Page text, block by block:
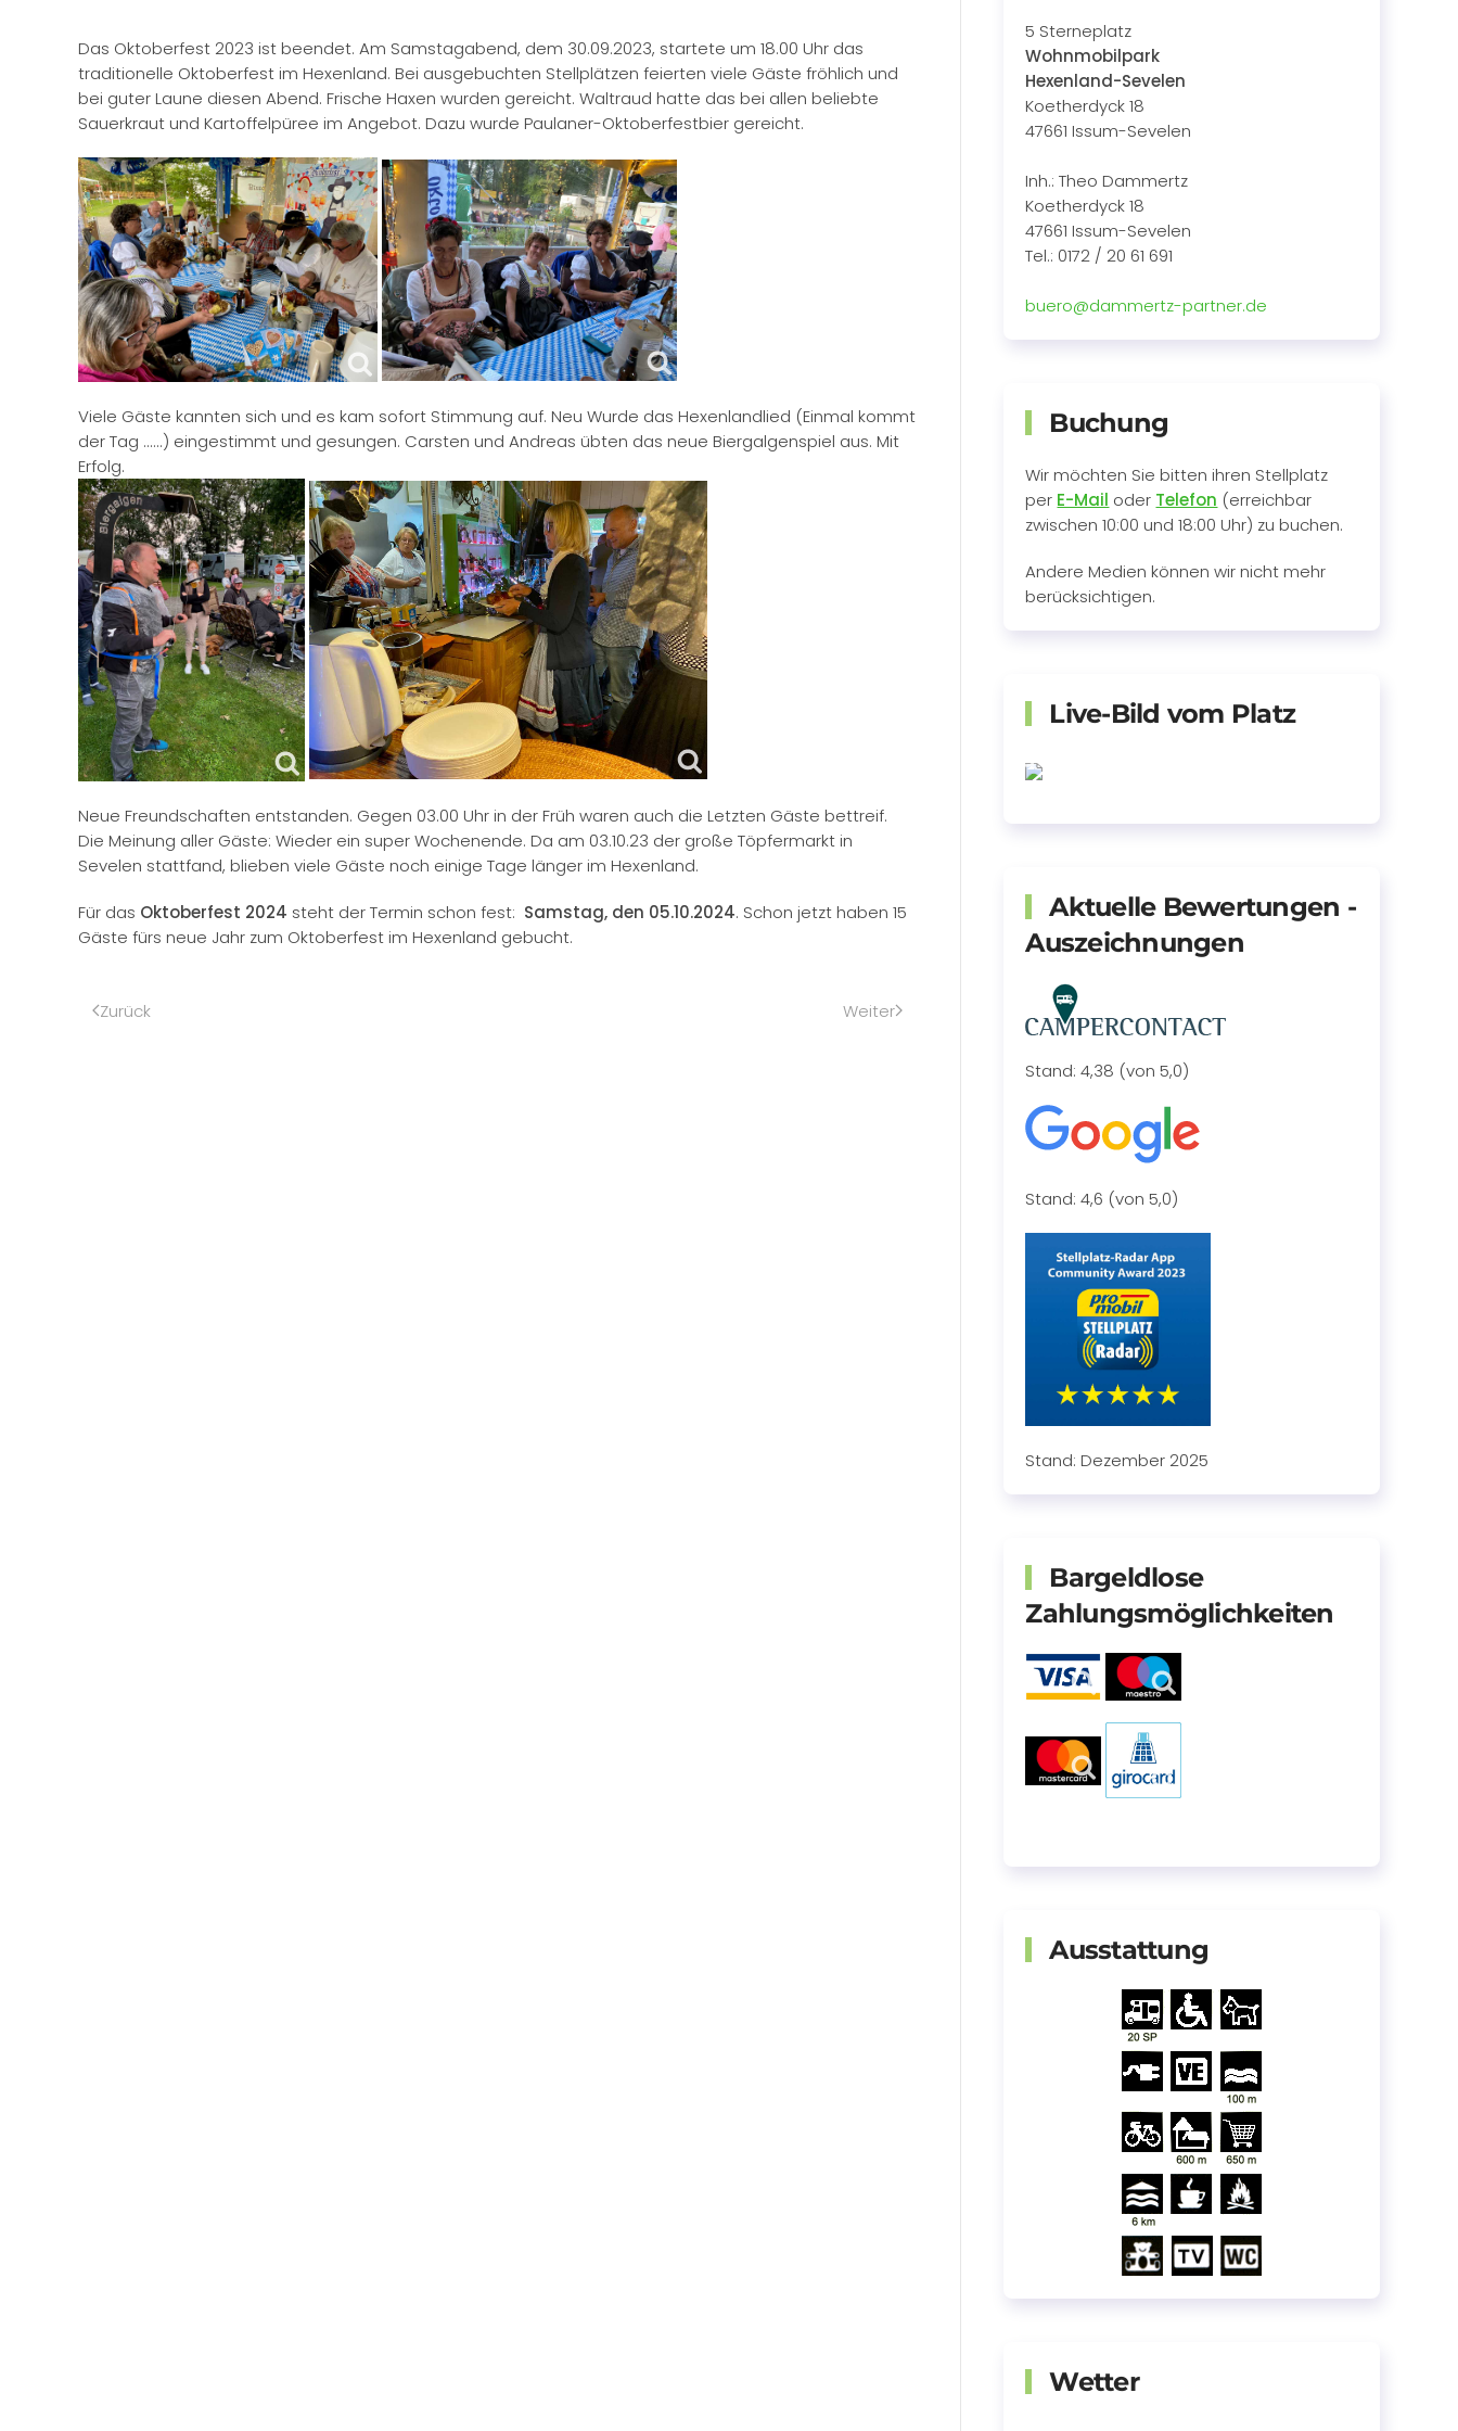
Das Oktoberfest 2023 ist beendet. Am Samstagabend, dem 30.09.2023, startete um 18.00 Uhr das
traditionelle Oktoberfest im Hexenland. Bei ausgebuchten Stellplätzen feierten viele Gäste fröhlich und
bei guter Laune diesen Abend. Frische Haxen wurden gereicht. Waltraud hatte das bei allen beliebte
Sauerkraut und Kartoffelpüree im Angebot. Dazu wurde Paulaner-Oktoberfestbier gereicht.
Viele Gäste kannten sich und es kam sofort Stimmung auf. Neu Wurde das Hexenlandlied (Einmal kommt
der Tag ......) eingestimmt und gesungen. Carsten und Andreas übten das neue Biergalgenspiel aus. Mit
Erfolg.
Neue Freundschaften entstanden. Gegen 03.00 Uhr in der Früh waren auch die Letzten Gäste bettreif.
Die Meinung aller Gäste: Wieder ein super Wochenende. Da am 03.10.23 der große Töpfermarkt in
Sevelen stattfand, blieben viele Gäste noch einige Tage länger im Hexenland.
Für das Oktoberfest 2024 steht der Termin schon fest: Samstag, den 05.10.2024. Schon jetzt haben 15
Gäste fürs neue Jahr zum Oktoberfest im Hexenland gebucht.
Zurück Weiter
5 Sterneplatz
Wohnmobilpark
Hexenland-Sevelen
Koetherdyck 18
47661 Issum-Sevelen
Inh.: Theo Dammertz
Koetherdyck 18
47661 Issum-Sevelen
Tel.: 0172 / 20 61 691
buero@dammertz-partner.de
Buchung
Wir möchten Sie bitten ihren Stellplatz
per E-Mail oder Telefon (erreichbar
zwischen 10:00 und 18:00 Uhr) zu buchen.
Andere Medien können wir nicht mehr
berücksichtigen.
Live-Bild vom Platz
Aktuelle Bewertungen -
Auszeichnungen
Stand: 4,38 (von 5,0)
Stand: 4,6 (von 5,0)
Stand: Dezember 2025
Bargeldlose
Zahlungsmöglichkeiten
Ausstattung
Wetter